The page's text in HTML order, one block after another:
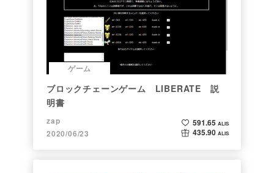
ゲーム
ブロックチェーンゲーム LIBERATE 説
明書
zap
2020/06/23
591.65 ALIS
435.90 ALIS